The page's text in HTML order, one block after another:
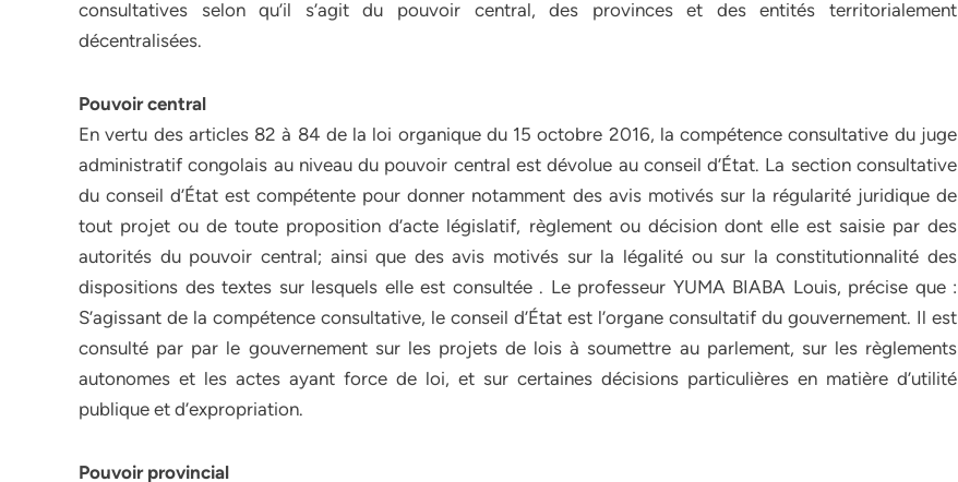
consultatives selon qu’il s’agit du pouvoir central, des provinces et des entités territorialement
décentralisées.
Pouvoir central
En vertu des articles 82 à 84 de la loi organique du 15 octobre 2016, la compétence consultative du juge
administratif congolais au niveau du pouvoir central est dévolue au conseil d’État. La section consultative
du conseil d’État est compétente pour donner notamment des avis motivés sur la régularité juridique de
tout projet ou de toute proposition d’acte législatif, règlement ou décision dont elle est saisie par des
autorités du pouvoir central; ainsi que des avis motivés sur la légalité ou sur la constitutionnalité des
dispositions des textes sur lesquels elle est consultée . Le professeur YUMA BIABA Louis, précise que :
S’agissant de la compétence consultative, le conseil d’État est l’organe consultatif du gouvernement. Il est
consulté par par le gouvernement sur les projets de lois à soumettre au parlement, sur les règlements
autonomes et les actes ayant force de loi, et sur certaines décisions particulières en matière d’utilité
publique et d’expropriation.
Pouvoir provincial